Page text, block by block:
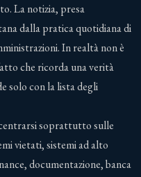
La notizia, presa
dalla pratica quotidiana di
In realtà non è
che ricorda una verità
solo con la lista degli
soprattutto sulle
vietati, sistemi ad alto
documentazione, banca